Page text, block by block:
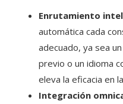
Enrutamiento
automática cada
adecuado, ya sea
previo o un idioma
eleva la eficacia en
Integración